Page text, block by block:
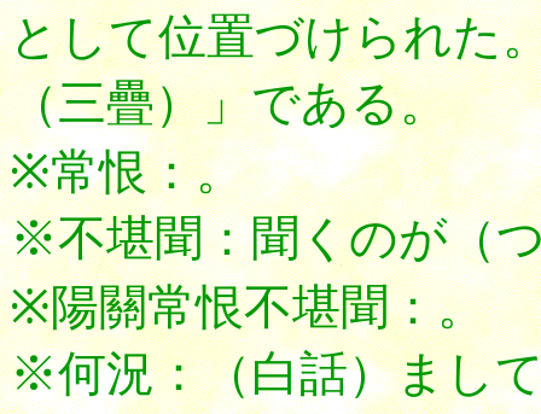
として位置づけられた
（三疊）」である。
※常恨：。
※不堪聞：聞くのが（
※陽關常恨不堪聞：。
※何況：（白話）まし